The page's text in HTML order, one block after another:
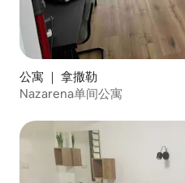
公寓 ｜ 拿撒勒
Nazarena单间公寓